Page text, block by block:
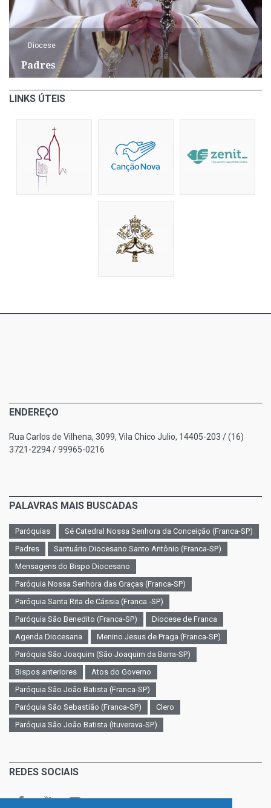
Diocese
Padres
LINKS ÚTEIS
ENDEREÇO
Rua Carlos de Vilhena, 3099, Vila Chico Julio, 14405-203 / (16)
3721-2294 / 99965-0216
PALAVRAS MAIS BUSCADAS
Paróquias
Sé Catedral Nossa Senhora da Conceição (Franca-SP)
Padres
Santuário Diocesano Santo Antônio (Franca-SP)
Mensagens do Bispo Diocesano
Paróquia Nossa Senhora das Graças (Franca-SP)
Paróquia Santa Rita de Cássia (Franca -SP)
Paróquia São Benedito (Franca-SP)
Diocese de Franca
Agenda Diocesana
Menino Jesus de Praga (Franca-SP)
Paróquia São Joaquim (São Joaquim da Barra-SP)
Bispos anteriores
Atos do Governo
Paróquia São João Batista (Franca-SP)
Paróquia São Sebastião (Franca-SP)
Clero
Paróquia São João Batista (Ituverava-SP)
REDES SOCIAIS